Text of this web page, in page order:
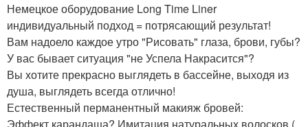
Немецкое оборудование Long Time Liner
индивидуальный подход = потрясающий результат!
Вам надоело каждое утро "Рисовать" глаза, брови, губы?
У вас бывает ситуация "не Успела Накрасится"?
Вы хотите прекрасно выглядеть в бассейне, выходя из
душа, выглядеть всегда отлично!
Естественный перманентный макияж бровей: